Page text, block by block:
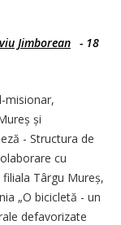
Jimborean - 18
misionar,
și
- Structura de
cu
Târgu Mureș,
„O bicicletă - un
defavorizate